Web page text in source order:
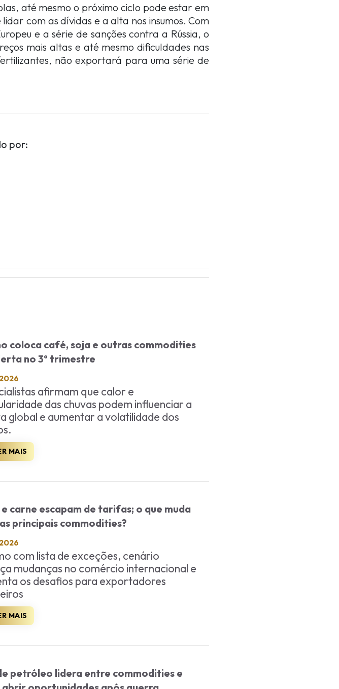
até mesmo o próximo ciclo pode estar em
com as dívidas e a alta nos insumos. Com
e a série de sanções contra a Rússia, o
mais altas e até mesmo dificuldades nas
não exportará para uma série de
por:
coloca café, soja e outras commodities
no 3º trimestre
afirmam que calor e
das chuvas podem influenciar a
global e aumentar a volatilidade dos
MAIS
carne escapam de tarifas; o que muda
principais commodities?
com lista de exceções, cenário
mudanças no comércio internacional e
os desafios para exportadores
MAIS
petróleo lidera entre commodities e